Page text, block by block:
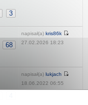
3
68
napisał(a) kris86k
27.02.2026 18:23
napisał(a) lukjach
18.06.2022 06:55